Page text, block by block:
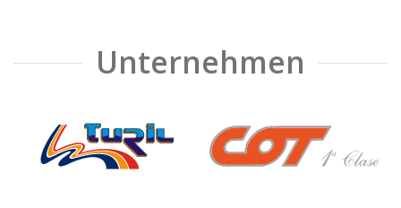
Unternehmen
❮ ❯